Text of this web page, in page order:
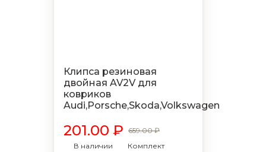
Клипса резиновая
двойная AV2V для
ковриков
Audi,Porsche,Skoda,Volkswagen
201.00 ₽ 659.00 ₽
В наличии
Комплект